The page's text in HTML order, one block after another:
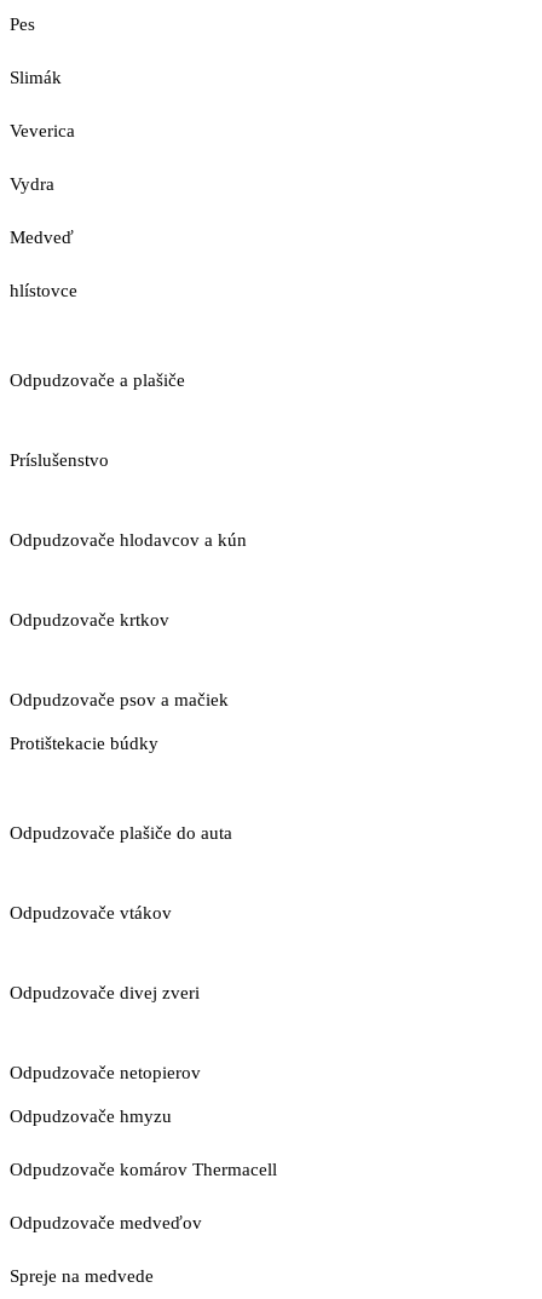
Pes
Slimák
Veverica
Vydra
Medveď
hlístovce
Odpudzovače a plašiče
Príslušenstvo
Odpudzovače hlodavcov a kún
Odpudzovače krtkov
Odpudzovače psov a mačiek
Protištekacie búdky
Odpudzovače plašiče do auta
Odpudzovače vtákov
Odpudzovače divej zveri
Odpudzovače netopierov
Odpudzovače hmyzu
Odpudzovače komárov Thermacell
Odpudzovače medveďov
Spreje na medvede